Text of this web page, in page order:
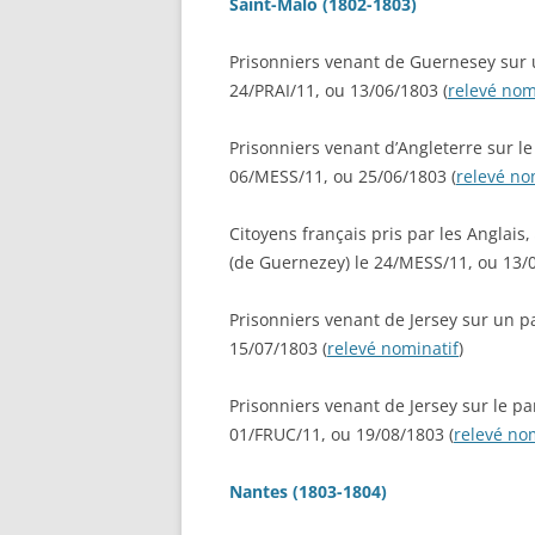
NATION
RECHERCHER UN ANCÊTRE
RECHERCHER UNE
L’ÉTRANGER
FAIRE UNE RECHERCHE AUX
ARCHIVES FÉDÉRALES
30/
1940)
Saint-Malo (1802-1803)
Prisonniers venant de Guernesey
24/PRAI/11, ou 13/06/1803 (relevé
Prisonniers venant d’Angleterre sur
06/MESS/11, ou 25/06/1803 (relevé
Citoyens français pris par les
(de Guernezey) le 24/MESS/11, ou 13/
Prisonniers venant de Jersey sur un
15/07/1803 (relevé nominatif)
Prisonniers venant de Jersey sur le
01/FRUC/11, ou 19/08/1803 (relevé
Nantes (1803-1804)